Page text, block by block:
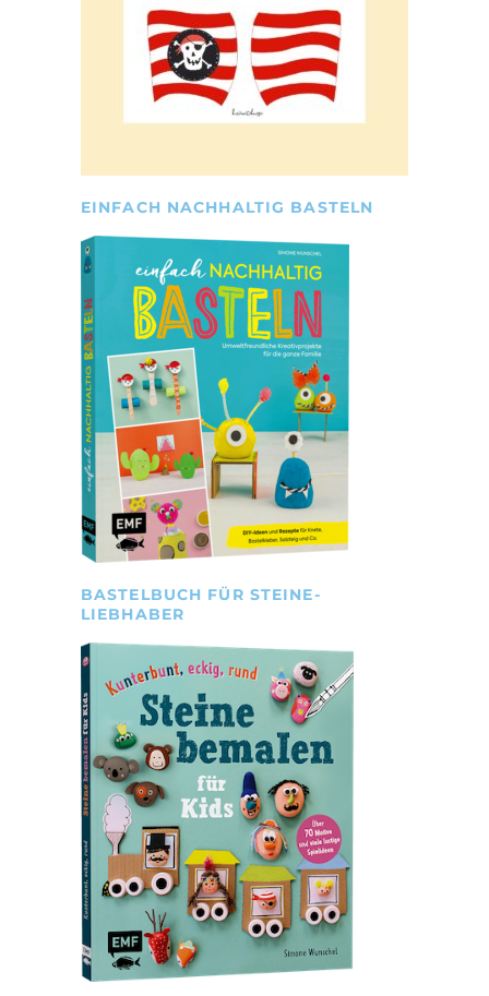
EINFACH NACHHALTIG BASTELN
BASTELBUCH FÜR STEINE-
LIEBHABER